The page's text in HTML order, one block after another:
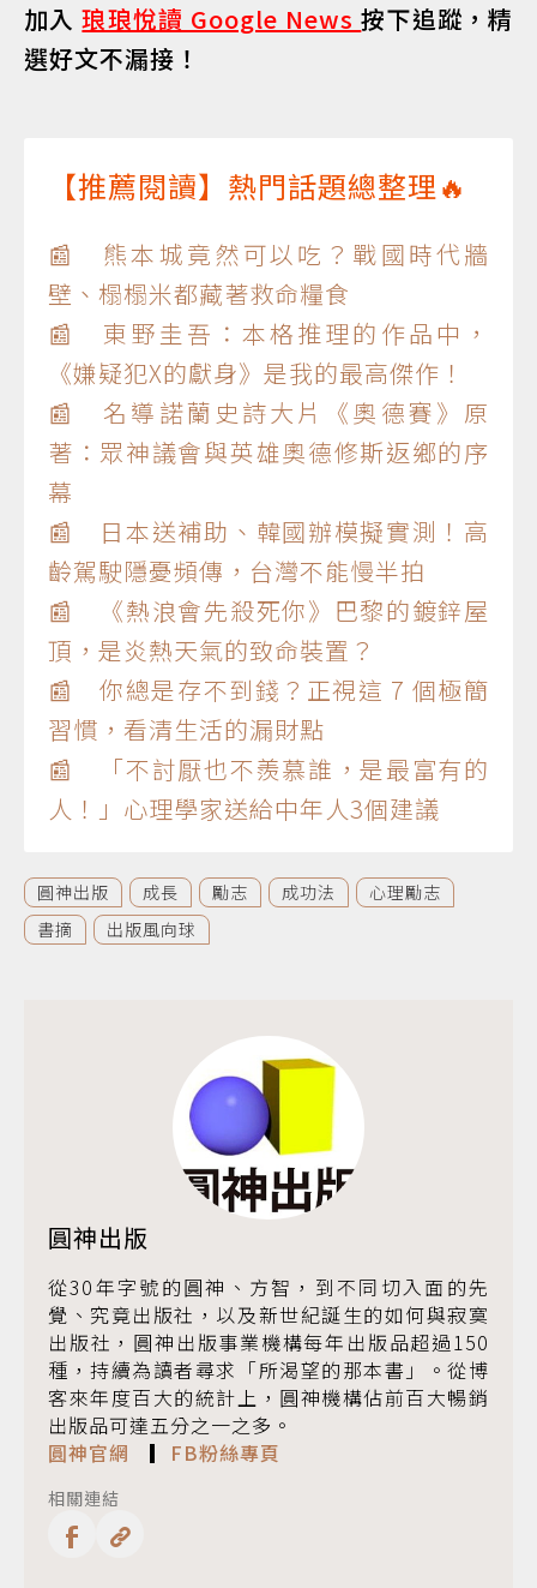
加入琅琅悅讀 Google News按下追蹤，精
選好文不漏接！
【推薦閱讀】熱門話題總整理🔥
📰 熊本城竟然可以吃？戰國時代牆
壁、榻榻米都藏著救命糧食
📰 東野圭吾：本格推理的作品中，
《嫌疑犯X的獻身》是我的最高傑作！
📰 名導諾蘭史詩大片《奧德賽》原
著：眾神議會與英雄奧德修斯返鄉的序
幕
📰 日本送補助、韓國辦模擬實測！高
齡駕駛隱憂頻傳，台灣不能慢半拍
📰 《熱浪會先殺死你》巴黎的鍍鋅屋
頂，是炎熱天氣的致命裝置？
📰 你總是存不到錢？正視這 7 個極簡
習慣，看清生活的漏財點
📰 「不討厭也不羨慕誰，是最富有的
人！」心理學家送給中年人3個建議
圓神出版 成長 勵志 成功法
心理勵志
書摘
出版風向球
圓神出版
從30年字號的圓神、方智，到不同切入面的先
覺、究竟出版社，以及新世紀誕生的如何與寂寞
出版社，圓神出版事業機構每年出版品超過150
種，持續為讀者尋求「所渴望的那本書」。從博
客來年度百大的統計上，圓神機構佔前百大暢銷
出版品可達五分之一之多。
圓神官網 ▎ FB粉絲專頁
相關連結